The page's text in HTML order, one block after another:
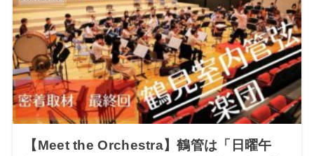
【Meet the Orchestra】鶴管は「日曜午